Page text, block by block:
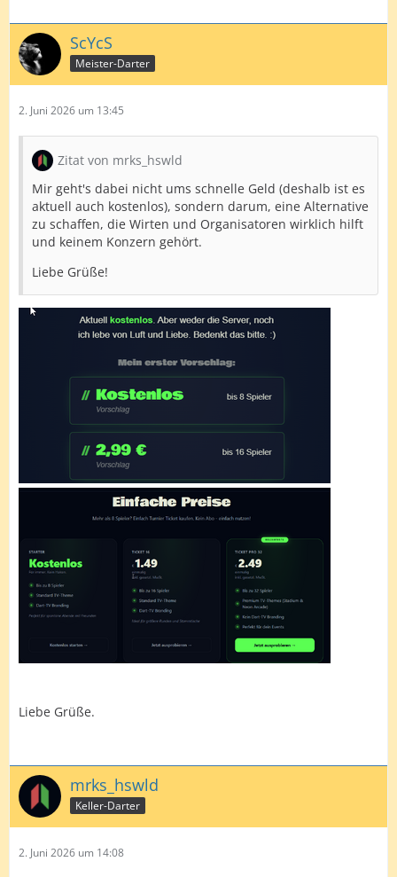
ScYcS
Meister-Darter
2. Juni 2026 um 13:45
Zitat von mrks_hswld
Mir geht's dabei nicht ums schnelle Geld (deshalb ist es
aktuell auch kostenlos), sondern darum, eine Alternative
zu schaffen, die Wirten und Organisatoren wirklich hilft
und keinem Konzern gehört.
Liebe Grüße!
Liebe Grüße.
mrks_hswld
Keller-Darter
2. Juni 2026 um 14:08